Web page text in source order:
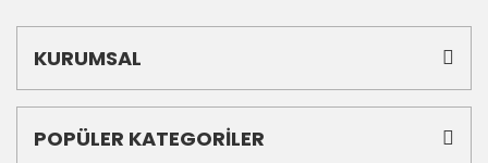
KURUMSAL
POPÜLER KATEGORİLER